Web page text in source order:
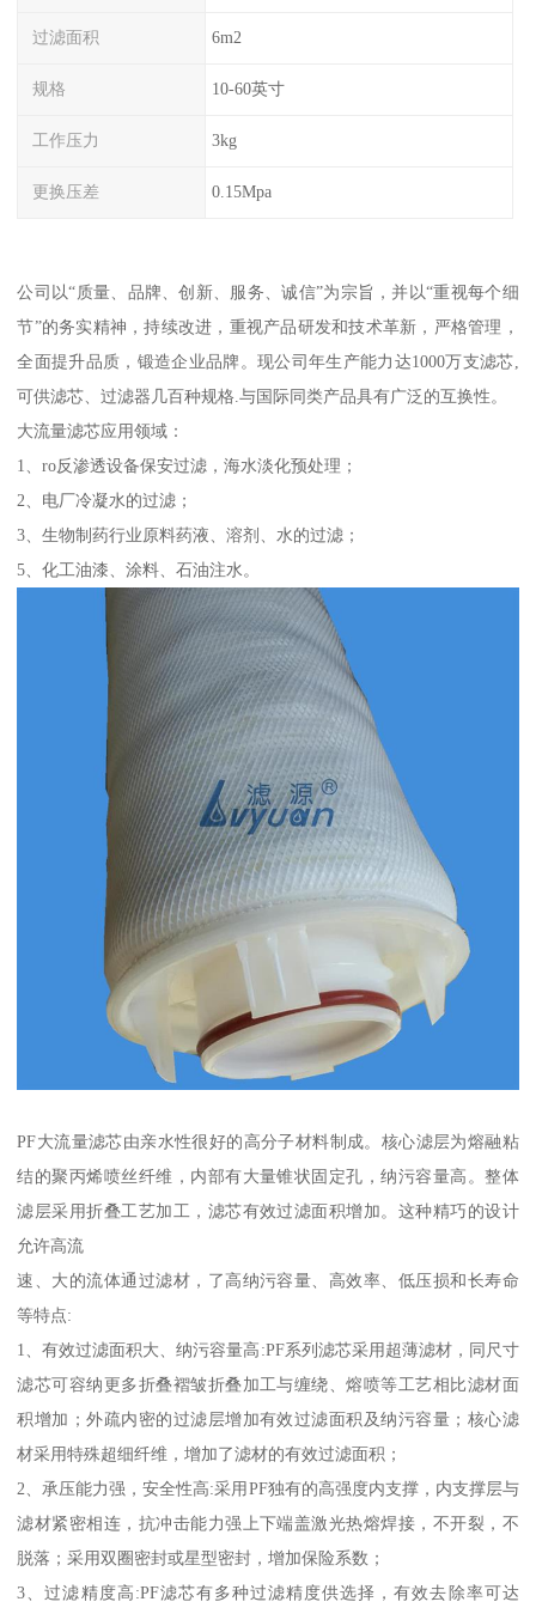
过滤面积 6m2
规格 10-60英寸
工作压力 3kg
更换压差 0.15Mpa
公司以“质量、品牌、创新、服务、诚信”为宗旨，并以“重视每个细
节”的务实精神，持续改进，重视产品研发和技术革新，严格管理，
全面提升品质，锻造企业品牌。现公司年生产能力达1000万支滤芯,
可供滤芯、过滤器几百种规格.与国际同类产品具有广泛的互换性。
大流量滤芯应用领域：
1、ro反渗透设备保安过滤，海水淡化预处理；
2、电厂冷凝水的过滤；
3、生物制药行业原料药液、溶剂、水的过滤；
5、化工油漆、涂料、石油注水。
PF大流量滤芯由亲水性很好的高分子材料制成。核心滤层为熔融粘
结的聚丙烯喷丝纤维，内部有大量锥状固定孔，纳污容量高。整体
滤层采用折叠工艺加工，滤芯有效过滤面积增加。这种精巧的设计
允许高流
速、大的流体通过滤材，了高纳污容量、高效率、低压损和长寿命
等特点:
1、有效过滤面积大、纳污容量高:PF系列滤芯采用超薄滤材，同尺寸
滤芯可容纳更多折叠褶皱折叠加工与缠绕、熔喷等工艺相比滤材面
积增加；外疏内密的过滤层增加有效过滤面积及纳污容量；核心滤
材采用特殊超细纤维，增加了滤材的有效过滤面积；
2、承压能力强，安全性高:采用PF独有的高强度内支撑，内支撑层与
滤材紧密相连，抗冲击能力强上下端盖激光热熔焊接，不开裂，不
脱落；采用双圈密封或星型密封，增加保险系数；
3、过滤精度高:PF滤芯有多种过滤精度供选择，有效去除率可达